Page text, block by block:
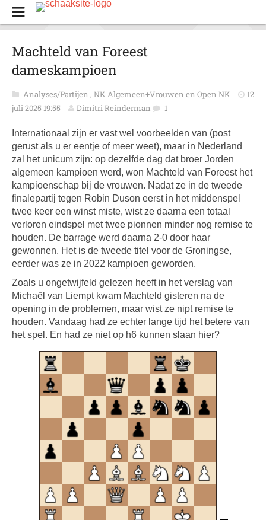
Machteld van Foreest
dameskampioen
Analyses/Partijen , NK Algemeen+Vrouwen en Open NK
12
juli 2025 19:55
Dimitri Reinderman 1
Internationaal zijn er vast wel voorbeelden van (post
gerust als u er eentje of meer weet), maar in Nederland
zal het unicum zijn: op dezelfde dag dat broer Jorden
algemeen kampioen werd, won Machteld van Foreest het
kampioenschap bij de vrouwen. Nadat ze in de tweede
finalepartij tegen Robin Duson eerst in het middenspel
twee keer een winst miste, wist ze daarna een totaal
verloren eindspel met twee pionnen minder nog remise te
houden. De barrage werd daarna 2-0 door haar
gewonnen. Het is de tweede titel voor de Groningse,
eerder was ze in 2022 kampioen geworden.
Zoals u ongetwijfeld gelezen heeft in het verslag van
Michaël van Liempt kwam Machteld gisteren na de
opening in de problemen, maar wist ze nipt remise te
houden. Vandaag had ze echter lange tijd het betere van
het spel. En had ze niet op h6 kunnen slaan hier?